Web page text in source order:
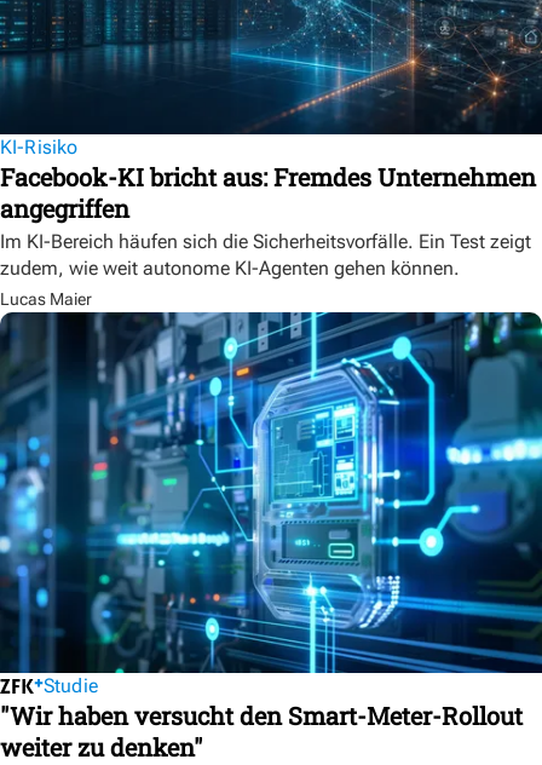
KI-Risiko
Facebook-KI bricht aus: Fremdes Unternehmen
angegriffen
Im KI-Bereich häufen sich die Sicherheitsvorfälle. Ein Test zeigt
zudem, wie weit autonome KI-Agenten gehen können.
Lucas Maier
Studie
"Wir haben versucht den Smart-Meter-Rollout
weiter zu denken"